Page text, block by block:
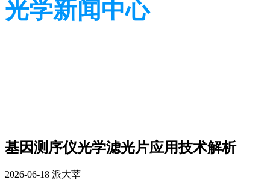
光学新闻中心
基因测序仪光学滤光片应用技术解析
2026-06-18 派大莘